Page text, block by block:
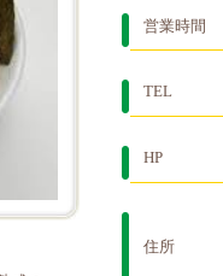
営業時間
TEL
HP
住所